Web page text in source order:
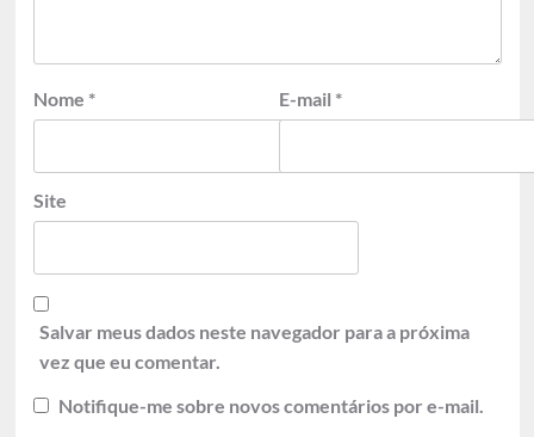
Nome * E-mail *
Site
Salvar meus dados neste navegador para a próxima
vez que eu comentar.
Notifique-me sobre novos comentários por e-mail.